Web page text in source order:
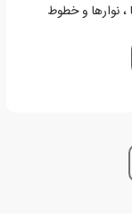
، نوارها و خطوط